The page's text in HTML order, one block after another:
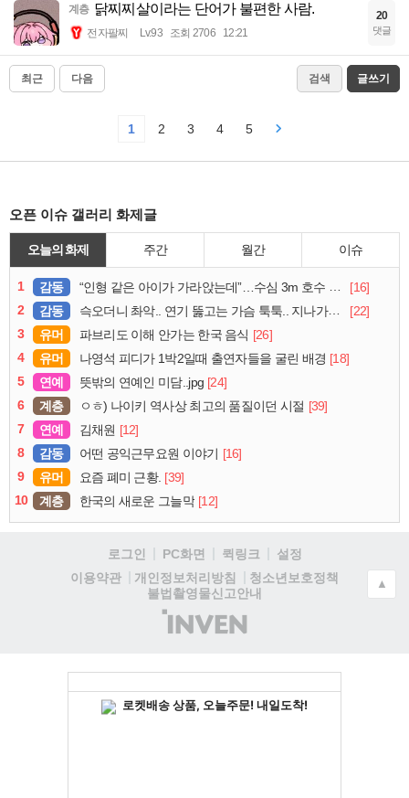
계층 닭찌찌살이라는 단어가 불편한 사람.
전자팔찌 Lv.93 조회 2706 12:21
20
댓글
최근 다음 검색 글쓰기
1 2 3 4 5
오픈 이슈 갤러리 화제글
오늘의 화제 주간 월간 이슈
1 감동 “인형 같은 아이가 가라앉는데”…수심 3m 호수 뛰어든 60대 의인
[16]
2
감동 슥오더니 촤악.. 연기 뚫고는 가슴 툭툭.. 지나가던 아재의 정체
[22]
3
유머 파브리도 이해 안가는 한국 음식 [26]
4
유머 나영석 피디가 1박2일때 출연자들을 굴린 배경 [18]
5
연예 뜻밖의 연예인 미담..jpg [24]
6
계층 ㅇㅎ) 나이키 역사상 최고의 품질이던 시절 [39]
7
연예 김채원 [12]
8
감동 어떤 공익근무요원 이야기 [16]
9
유머 요즘 폐미 근황. [39]
10
계층 한국의 새로운 그늘막 [12]
로그인 PC화면 퀵링크
설정
이용약관
개인정보처리방침
청소년보호정책
불법촬영물신고안내
(주)
인
▲